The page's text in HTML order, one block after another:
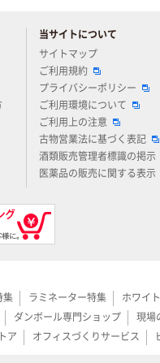
当サイトについて
サイトマップ
ご利用規約
プライバシーポリシー
ご利用環境について
ご利用上の注意
古物営業法に基づく表記
酒類販売管理者標識の掲示
医薬品の販売に関する表示
集 ラミネーター特集 ホワイ
ダンボール専門ショップ 現場
ア オフィスづくりサービス